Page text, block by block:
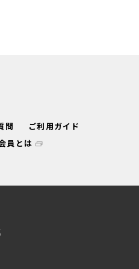
問
ご利用ガイド
員とは